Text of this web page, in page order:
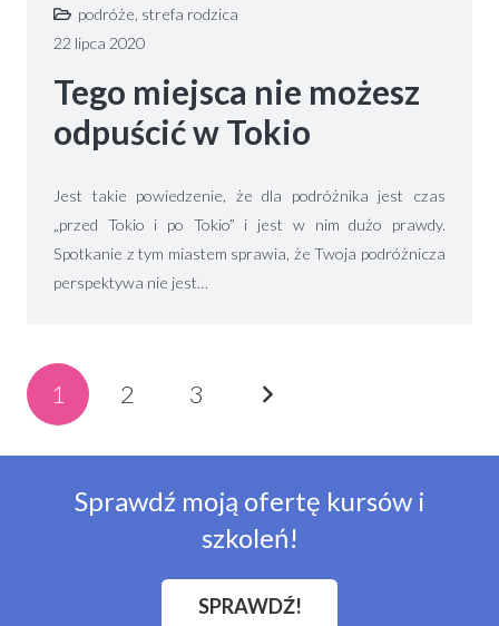
podróże strefa rodzica
22 lipca 2020
Tego miejsca nie możesz
odpuścić w Tokio
Jest takie powiedzenie, że dla podróżnika jest czas
„przed Tokio i po Tokio” i jest w nim dużo prawdy.
Spotkanie z tym miastem sprawia, że Twoja podróżnicza
perspektywa nie jest…
1 2 3
Sprawdź moją ofertę kursów i
szkoleń!
SPRAWDŹ!